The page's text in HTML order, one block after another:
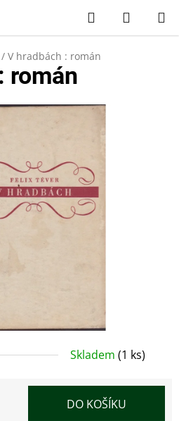
Hledat
KOŠÍK
/ V hradbách : román
Skladem (1 ks)
DO KOŠÍKU
román